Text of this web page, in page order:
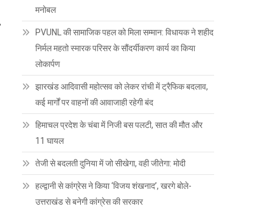
मनोबल
PVUNL की सामाजिक पहल को मिला सम्मान: विधायक ने शहीद
निर्मल महतो स्मारक परिसर के सौंदर्यीकरण कार्य का किया
लोकार्पण
झारखंड आदिवासी महोत्सव को लेकर रांची में ट्रैफिक बदलाव,
कई मार्गों पर वाहनों की आवाजाही रहेगी बंद
हिमाचल प्रदेश के चंबा में निजी बस पलटी, सात की मौत और
11 घायल
तेजी से बदलती दुनिया में जो सीखेगा, वही जीतेगा: मोदी
हल्द्वानी से कांग्रेस ने किया ‘विजय शंखनाद’, खरगे बोले-
उत्तराखंड से बनेगी कांग्रेस की सरकार